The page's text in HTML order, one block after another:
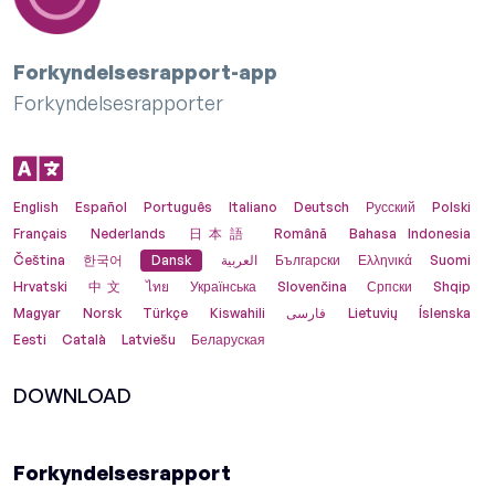
Forkyndelsesrapport-app
Forkyndelsesrapporter
English Español Português Italiano Deutsch Русский
Polski
Français
Nederlands 日本語 Română
Bahasa Indonesia
Čeština
한국어 Dansk العربية Български Ελληνικά
Suomi
Hrvatski
中文 ไทย Українська Slovenčina Српски
Shqip
Magyar
Norsk Türkçe Kiswahili فارسی Lietuvių
Íslenska
Eesti
Català Latviešu Беларуская
DOWNLOAD
Forkyndelsesrapport